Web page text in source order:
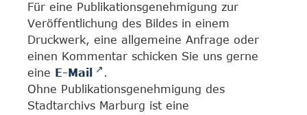
Für eine Publikationsgenehmigung zur
Veröffentlichung des Bildes in einem
Druckwerk, eine allgemeine Anfrage oder
einen Kommentar schicken Sie uns gerne
eine E-Mail
.
Ohne Publikationsgenehmigung des
Stadtarchivs Marburg ist eine